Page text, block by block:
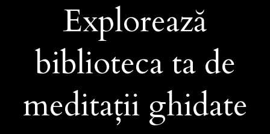
Explorează
biblioteca ta de
meditații ghidate